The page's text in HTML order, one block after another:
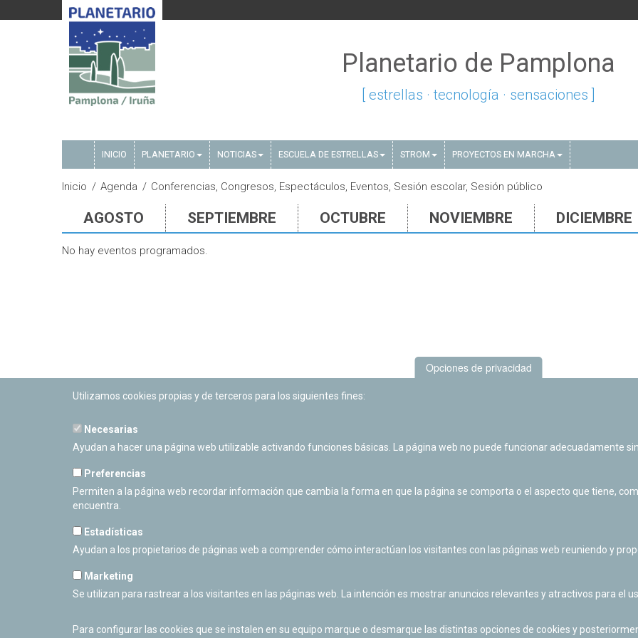
Planetario de Pamplona
[ estrellas · tecnología · sensaciones ]
INICIO PLANETARIO NOTICIAS ESCUELA DE ESTRELLAS STROM PROYECTOS EN MARCHA
Inicio Agenda Conferencias, Congresos, Espectáculos, Eventos, Sesión escolar, Sesión público
AGOSTO SEPTIEMBRE OCTUBRE NOVIEMBRE DICIEMBRE
No hay eventos programados.
PLANETARIO DE PAMPLONA
Calle Sancho RamÃ­rez, s/n
Cerrado Temporalmente
Opciones de privacidad
Utilizamos cookies propias y de terceros para los siguientes fines:
Necesarias
Ayudan a hacer una página web utilizable activando funciones básicas. La página web no puede funcionar adecuadamente
Preferencias
Permiten a la página web recordar información que cambia la forma en que la página se comporta o el aspecto que tiene,
encuentra.
Estadísticas
Ayudan a los propietarios de páginas web a comprender cómo interactúan los visitantes con las páginas web reuniendo y
Marketing
Se utilizan para rastrear a los visitantes en las páginas web. La intención es mostrar anuncios relevantes y atractivos para el
Para configurar las cookies que se instalen en su equipo marque o desmarque las distintas opciones de cookies y